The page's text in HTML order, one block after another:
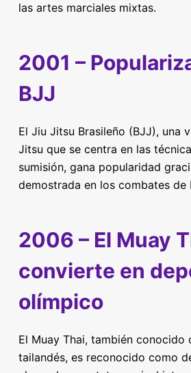
las artes marciales mixtas.
2001 –
BJJ
El Jiu Jitsu Brasileño (BJJ), una
Jitsu que se centra en las
sumisión, gana popularidad
demostrada en los combates de
2006 – El Muay
convierte en
olímpico
El Muay Thai, también conocido
tailandés, es reconocido como